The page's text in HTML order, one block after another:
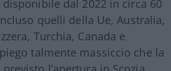
dal 2022 in circa 60
quelli della Ue, Australia,
Turchia, Canada e
talmente massiccio che la